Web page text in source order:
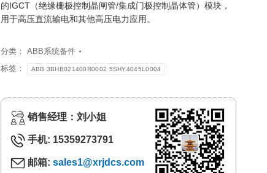
的IGCT（绝缘栅极控制晶闸管/集成门极控制晶体管）模块，
用于高压直流输电和其他高压电力应用。
分类： ABB系统备件
标签：
ABB 3BHB021400R0002 5SHY4045L0004
销售经理：刘小姐
手机: 15359273791
邮箱: sales1@xrjdcs.com